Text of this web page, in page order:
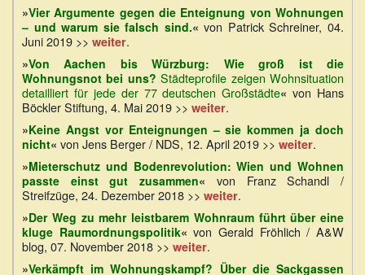
extern)
»Vier Argumente gegen die Enteignung von Wohnungen
– und warum sie falsch sind.« von Patrick Schreiner, 04.
Juni 2019 >> weiter.
»Von Aachen bis Würzburg: Wie groß ist die
Wohnungsnot bei uns? Städteprofile zeigen Wohnsituation
detailliert für jede der 77 deutschen Großstädte« von Hans
Böckler Stiftung, 4. Mai 2019 >> weiter.
»Keine Angst vor Enteignungen – sie kommen ja doch
nicht« von Jens Berger / NDS, 12. April 2019 >> weiter.
»Mieterschutz und Bodenrevolution: Wien und Wohnen
passte einst gut zusammen« von Franz Schandl /
Streifzüge, 24. Dezember 2018 >> weiter.
»Der Weg zu mehr leistbarem Wohnraum führt über eine
kluge Raumordnungspolitik« von Gerald Fröhlich / A&W
blog, 07. November 2018 >> weiter.
»Verkämpft im Wohnungskampf? Über die Sackgassen